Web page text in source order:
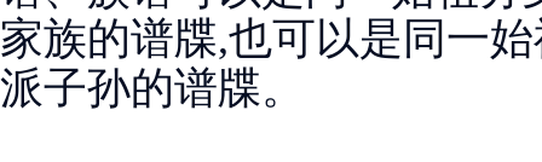
家族的谱牒,也可以是同一
派子孙的谱牒。